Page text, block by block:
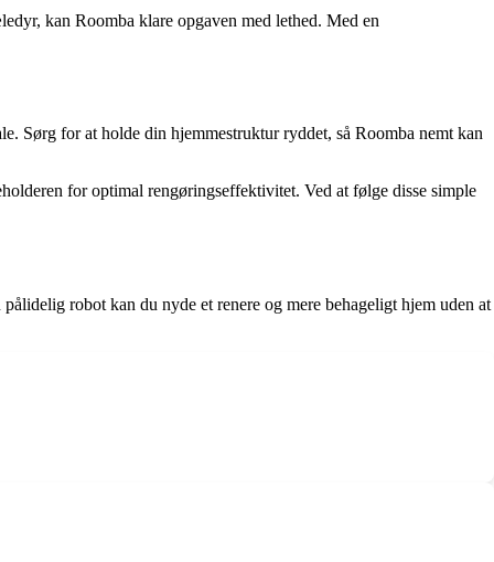
kan Roomba klare opgaven med lethed. Med en
Sørg for at holde din hjemmestruktur ryddet, så Roomba nemt kan
for optimal rengøringseffektivitet. Ved at følge disse simple
robot kan du nyde et renere og mere behageligt hjem uden at